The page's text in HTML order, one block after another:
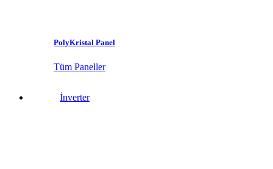
PolyKristal Panel
Tüm Paneller
İnverter